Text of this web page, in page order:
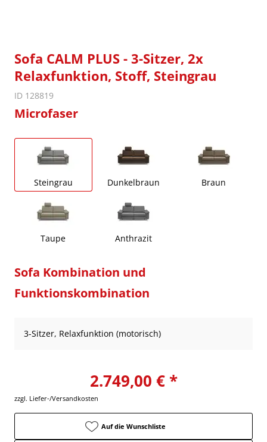
Sofa CALM PLUS - 3-Sitzer, 2x
Relaxfunktion, Stoff, Steingrau
ID 128819
Microfaser
Steingrau Dunkelbraun Braun
Taupe Anthrazit
Sofa Kombination und
Funktionskombination
3-Sitzer, Relaxfunktion (motorisch)
2.749,00 € *
zzgl. Liefer-/Versandkosten
Auf die Wunschliste